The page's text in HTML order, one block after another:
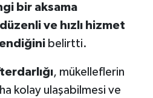
bir aksama
ve hızlı hizmet
belirtti.
, mükelleflerin
kolay ulaşabilmesi ve